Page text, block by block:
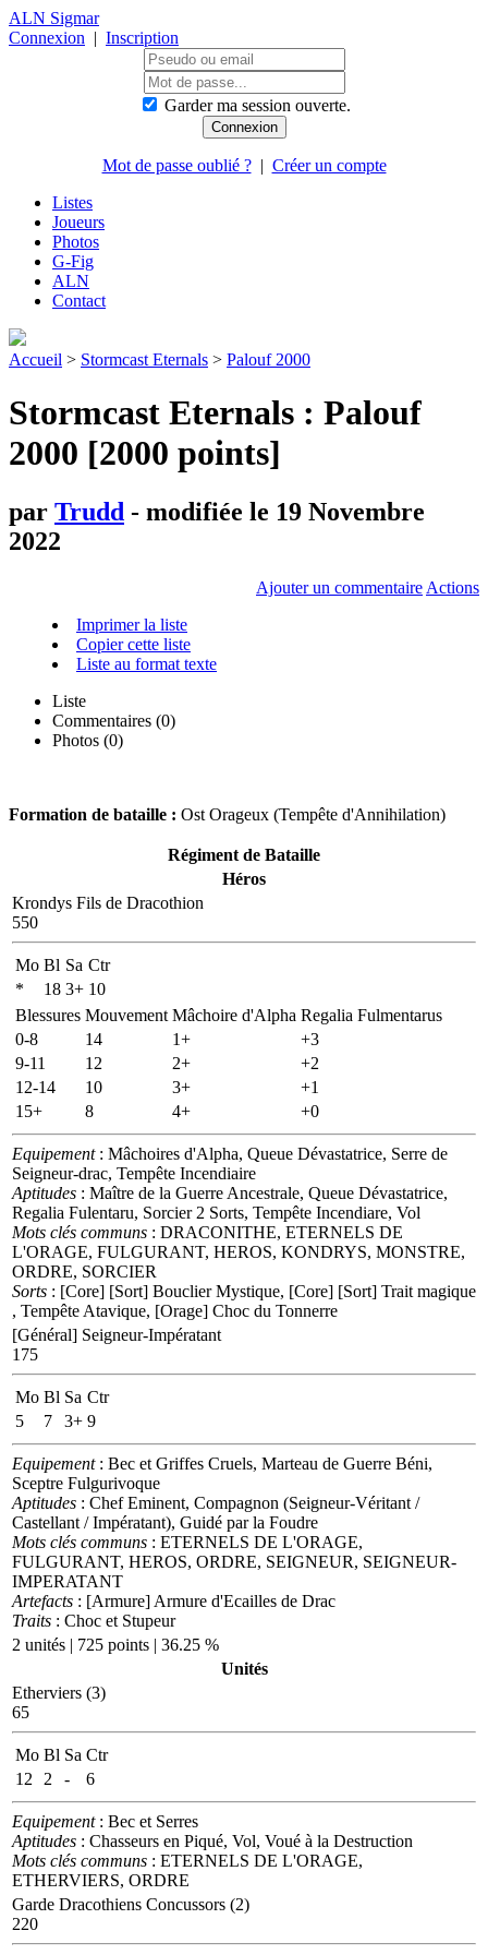
ALN Sigmar
Connexion | Inscription
Garder ma session ouverte.
Mot de passe oublié ?| Créer un compte
Listes
Joueurs
Photos
G-Fig
ALN
Contact
Accueil > Stormcast Eternals > Palouf 2000
Stormcast Eternals : Palouf
2000 [2000 points]
par Trudd - modifiée le 19 Novembre
2022
Ajouter un commentaire Actions
Imprimer la liste
Copier cette liste
Liste au format texte
Liste
Commentaires (0)
Photos (0)
Formation de bataille : Ost Orageux (Tempête d'Annihilation)
Régiment de Bataille
Héros
Krondys Fils de Dracothion
550
Mo Bl Sa Ctr
*
18 3+ 10
Blessures Mouvement Mâchoire d'Alpha Regalia Fulmentarus
0-8
14 1+
+3
9-11
12 2+
+2
12-14
10 3+
+1
15+
8 4+ +0
Equipement: Mâchoires d'Alpha, Queue Dévastatrice, Serre de
Seigneur-drac, Tempête Incendiaire
Aptitudes : Maître de la Guerre Ancestrale, Queue Dévastatrice,
Regalia Fulentaru, Sorcier 2 Sorts, Tempête Incendiare, Vol
Mots clés communs : DRACONITHE, ETERNELS DE
L'ORAGE, FULGURANT, HEROS, KONDRYS, MONSTRE,
ORDRE, SORCIER
Sorts : [Core] [Sort] Bouclier Mystique, [Core] [Sort] Trait magique
, Tempête Atavique, [Orage] Choc du Tonnerre
[Général] Seigneur-Impératant
175
Mo Bl Sa Ctr
5
7 3+ 9
Equipement: Bec et Griffes Cruels, Marteau de Guerre Béni,
Sceptre Fulgurivoque
Aptitudes : Chef Eminent, Compagnon (Seigneur-Véritant /
Castellant / Impératant), Guidé par la Foudre
Mots clés communs : ETERNELS DE L'ORAGE,
FULGURANT, HEROS, ORDRE, SEIGNEUR, SEIGNEUR-
IMPERATANT
Artefacts : [Armure] Armure d'Ecailles de Drac
Traits : Choc et Stupeur
2 unités | 725 points | 36.25 %
Unités
Etherviers (3)
65
Mo Bl Sa Ctr
12
2 - 6
Equipement: Bec et Serres
Aptitudes : Chasseurs en Piqué, Vol, Voué à la Destruction
Mots clés communs : ETERNELS DE L'ORAGE,
ETHERVIERS, ORDRE
Garde Dracothiens Concussors (2)
220